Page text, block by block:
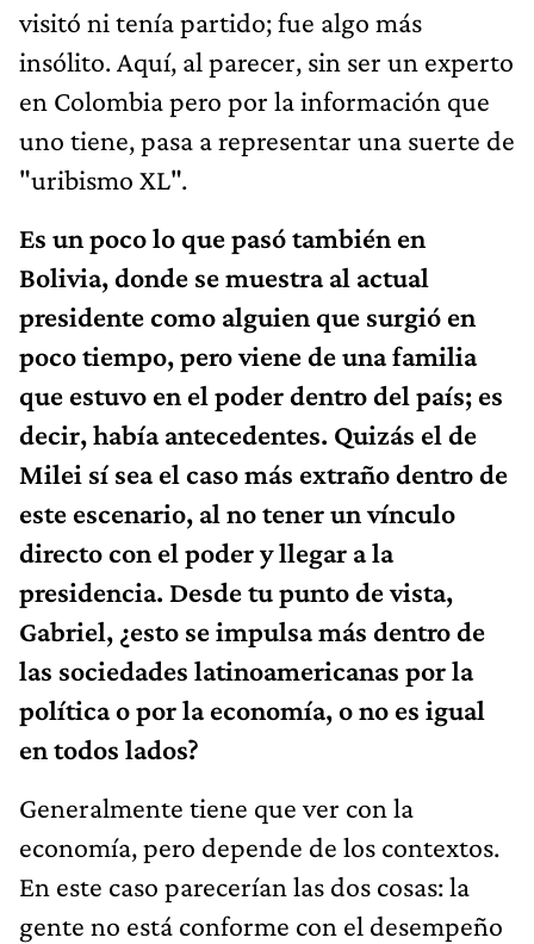
visitó ni tenía partido; fue algo más
insólito. Aquí, al parecer, sin ser un experto
en Colombia pero por la información que
uno tiene, pasa a representar una suerte de
"uribismo XL".
Es un poco lo que pasó también en
Bolivia, donde se muestra al actual
presidente como alguien que surgió en
poco tiempo, pero viene de una familia
que estuvo en el poder dentro del país; es
decir, había antecedentes. Quizás el de
Milei sí sea el caso más extraño dentro de
este escenario, al no tener un vínculo
directo con el poder y llegar a la
presidencia. Desde tu punto de vista,
Gabriel, ¿esto se impulsa más dentro de
las sociedades latinoamericanas por la
política o por la economía, o no es igual
en todos lados?
Generalmente tiene que ver con la
economía, pero depende de los contextos.
En este caso parecerían las dos cosas: la
gente no está conforme con el desempeño